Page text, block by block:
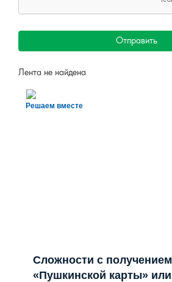
Отправить
Лента не найдена
Решаем вместе
Сложности с получением
«Пушкинской карты» или